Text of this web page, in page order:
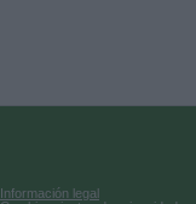
Información legal